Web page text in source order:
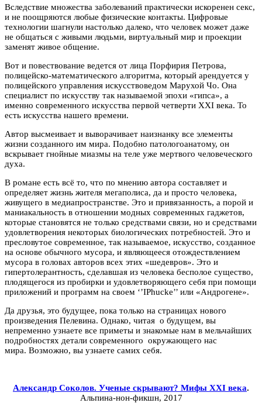
Вследствие множества заболеваний практически искоренен секс,
и не поощряются любые физические контакты. Цифровые
технологии шагнули настолько далеко, что человек может даже
не общаться с живыми людьми, виртуальный мир и проекции
заменят живое общение.
Вот и повествование ведется от лица Порфирия Петрова,
полицейско-математического алгоритма, который арендуется у
полицейского управления искусствоведом Марухой Чо. Она
специалист по искусству так называемой эпохи «гипса», а
именно современного искусства первой четверти XXI века. То
есть искусства нашего времени.
Автор высмеивает и выворачивает наизнанку все элементы
жизни созданного им мира. Подобно патологоанатому, он
вскрывает гнойные миазмы на теле уже мертвого человеческого
духа.
В романе есть всё то, что по мнению автора составляет и
определяет жизнь жителя мегаполиса, да и просто человека,
живущего в медиапространстве. Это и привязанность, а порой и
маниакальность в отношении модных современных гаджетов,
которые становятся не только средствами связи, но и средствами
удовлетворения некоторых биологических потребностей. Это и
пресловутое современное, так называемое, искусство, созданное
на основе обычного мусора, и являющееся отождествлением
мусора в головах авторов всех этих «шедевров». Это и
гипертолерантность, сделавшая из человека бесполое существо,
плодящегося из пробирки и удовлетворяющего себя при помощи
приложений и программ на своем ‘’IPhucke’’ или «Андрогене».
Да друзья, это будущее, пока только на страницах нового
произведения Пелевина. Однако, читая о будущем, вы
непременно узнаете все приметы и знакомые нам в мельчайших
подробностях детали современного окружающего нас
мира. Возможно, вы узнаете самих себя.
Александр Соколов. Ученые скрывают? Мифы XXI века.
Альпина-нон-фикшн, 2017